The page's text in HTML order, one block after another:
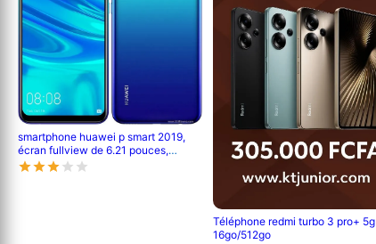
smartphone huawei p smart 2019,
écran fullview de 6.21 pouces,
android 9.0; 128 gb rom, 4 gb ram,
Téléphone redmi turbo 3 pro+ 5g
16go/512go